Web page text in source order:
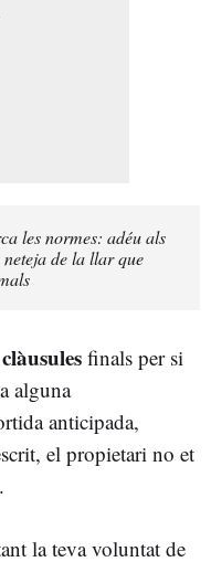
les normes: adéu als
de la llar que
clàusules finals per si
alguna
anticipada,
el propietari no et
la teva voluntat de